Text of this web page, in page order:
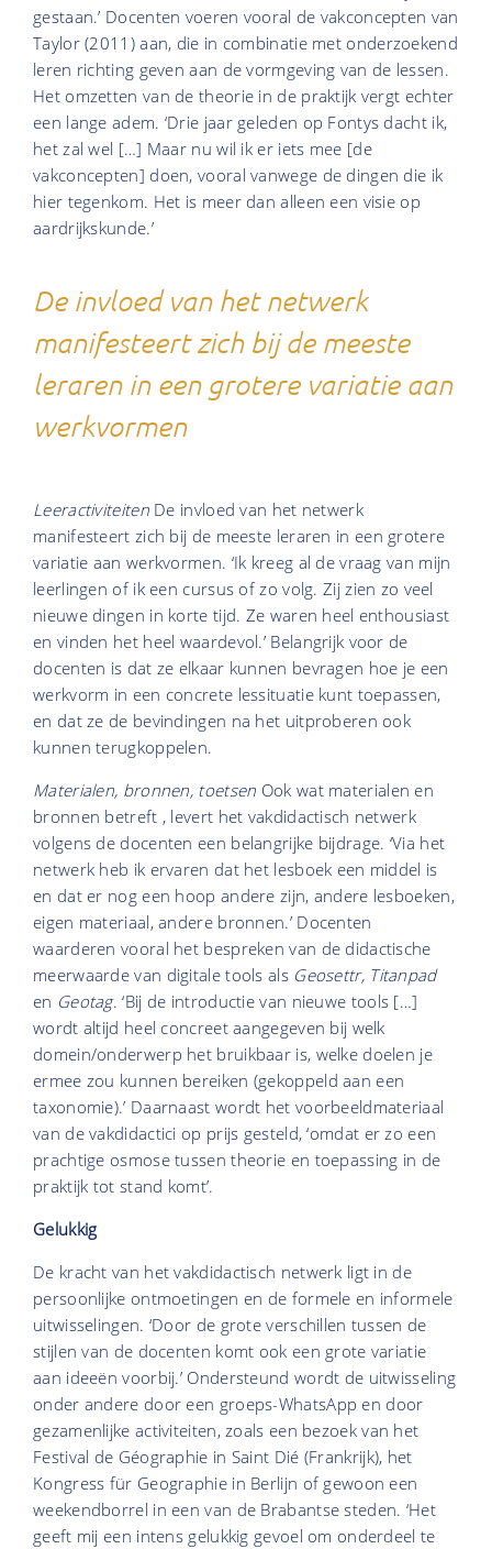
gestaan.’ Docenten voeren vooral de vakconcepten van
Taylor (2011) aan, die in combinatie met onderzoekend
leren richting geven aan de vormgeving van de lessen.
Het omzetten van de theorie in de praktijk vergt echter
een lange adem. ‘Drie jaar geleden op Fontys dacht ik,
het zal wel […] Maar nu wil ik er iets mee [de
vakconcepten] doen, vooral vanwege de dingen die ik
hier tegenkom. Het is meer dan alleen een visie op
aardrijkskunde.’
De invloed van het netwerk
manifesteert zich bij de meeste
leraren in een grotere variatie aan
werkvormen
LeeractiviteitenDe invloed van het netwerk
manifesteert zich bij de meeste leraren in een grotere
variatie aan werkvormen. ‘Ik kreeg al de vraag van mijn
leerlingen of ik een cursus of zo volg. Zij zien zo veel
nieuwe dingen in korte tijd. Ze waren heel enthousiast
en vinden het heel waardevol.’ Belangrijk voor de
docenten is dat ze elkaar kunnen bevragen hoe je een
werkvorm in een concrete lessituatie kunt toepassen,
en dat ze de bevindingen na het uitproberen ook
kunnen terugkoppelen.
Materialen, bronnen, toetsen Ook wat materialen en
bronnen betreft , levert het vakdidactisch netwerk
volgens de docenten een belangrijke bijdrage. ‘Via het
netwerk heb ik ervaren dat het lesboek een middel is
en dat er nog een hoop andere zijn, andere lesboeken,
eigen materiaal, andere bronnen.’ Docenten
waarderen vooral het bespreken van de didactische
meerwaarde van digitale tools als Geosettr, Titanpad
en Geotag. ‘Bij de introductie van nieuwe tools […]
wordt altijd heel concreet aangegeven bij welk
domein/onderwerp het bruikbaar is, welke doelen je
ermee zou kunnen bereiken (gekoppeld aan een
taxonomie).’ Daarnaast wordt het voorbeeldmateriaal
van de vakdidactici op prijs gesteld, ‘omdat er zo een
prachtige osmose tussen theorie en toepassing in de
praktijk tot stand komt’.
Gelukkig
De kracht van het vakdidactisch netwerk ligt in de
persoonlijke ontmoetingen en de formele en informele
uitwisselingen. ‘Door de grote verschillen tussen de
stijlen van de docenten komt ook een grote variatie
aan ideeën voorbij.’ Ondersteund wordt de uitwisseling
onder andere door een groeps-WhatsApp en door
gezamenlijke activiteiten, zoals een bezoek van het
Festival de Géographie in Saint Dié (Frankrijk), het
Kongress für Geographie in Berlijn of gewoon een
weekendborrel in een van de Brabantse steden. ‘Het
geeft mij een intens gelukkig gevoel om onderdeel te